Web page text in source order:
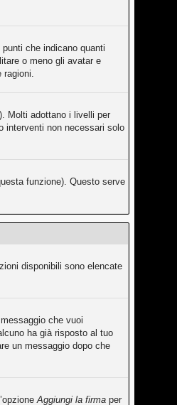
che indicano quanti
o meno gli avatar e
ragioni.
Molti adottano i livelli per
interventi non necessari solo
funzione). Questo serve
disponibili sono elencate
che vuoi
ha già risposto al tuo
un messaggio dopo che
Aggiungi la firma per